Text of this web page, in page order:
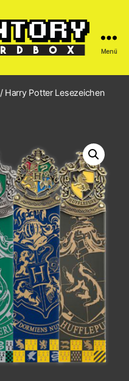
Menü
/ Harry Potter Lesezeichen